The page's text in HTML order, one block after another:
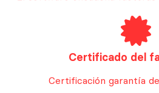
Certificado del
Certificación garantía